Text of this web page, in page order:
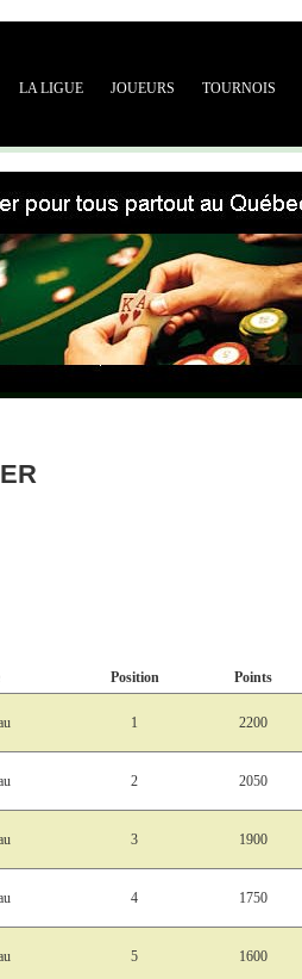
LA LIGUE JOUEURS TOURNOIS
Position
Points
1 2200
2 2050
3 1900
4 1750
5 1600